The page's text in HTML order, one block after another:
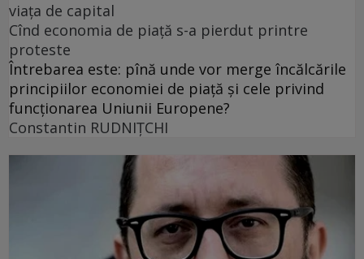
viața de capital
Cînd economia de piață s-a pierdut printre
proteste
Întrebarea este: pînă unde vor merge încălcările
principiilor economiei de piață și cele privind
funcționarea Uniunii Europene?
Constantin RUDNIŢCHI